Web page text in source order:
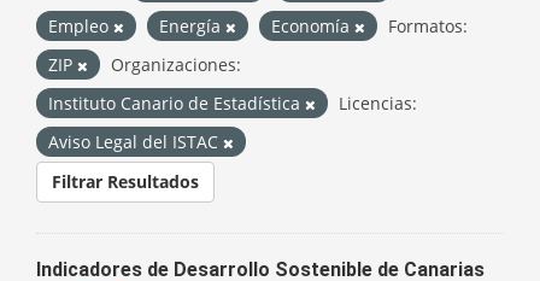
Empleo
Energía Economía
Formatos:
ZIP
Organizaciones:
Instituto Canario de Estadística
Licencias:
Aviso Legal del ISTAC
Filtrar Resultados
Indicadores de Desarrollo Sostenible de Canarias